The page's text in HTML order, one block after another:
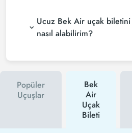
Ucuz Bek Air uçak
nasıl alabilirim?
Popüler
Uçuşlar
Bek
Air
Uçak
Bileti